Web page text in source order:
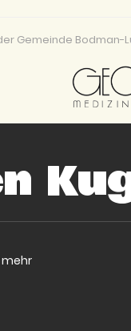
Gemeinde
mehr